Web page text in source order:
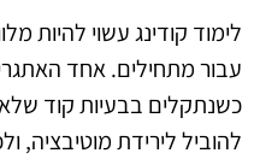
לימוד קודינג עשוי להיות
עבור מתחילים. אחד
כשנתקלים בבעיות קוד
להוביל לירידת מוטיבציה,